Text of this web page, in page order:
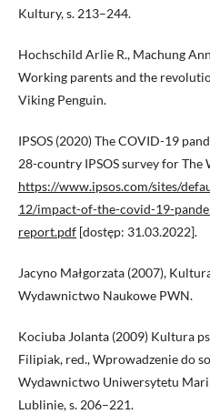
Kultury, s. 213–244.
Hochschild Arlie R., Machung
Working parents and the
Viking Penguin.
IPSOS (2020) The COVID-19
28-country IPSOS survey for
https://www.ipsos.com/sites/
12/impact-of-the-covid-19-
report.pdf [dostęp: 31.03.2022].
Jacyno Małgorzata (2007),
Wydawnictwo Naukowe PWN.
Kociuba Jolanta (2009) Kultura
Filipiak, red., Wprowadzenie do
Wydawnictwo Uniwersytetu
Lublinie, s. 206–221.